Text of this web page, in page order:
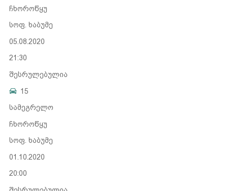
ჩხოროწყუ
სოფ. ხაბუმე
05.08.2020
21:30
შესრულებულია
15
სამეგრელო
ჩხოროწყუ
სოფ. ხაბუმე
01.10.2020
20:00